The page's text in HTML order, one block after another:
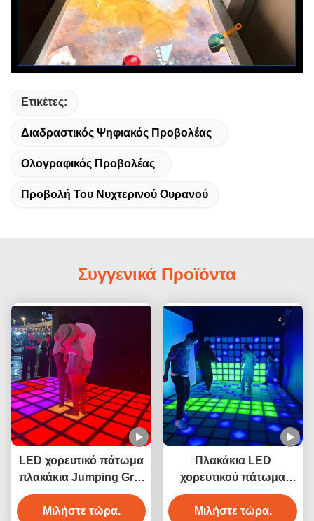
Ετικέτες:
Διαδραστικός Ψηφιακός Προβολέας
Ολογραφικός Προβολέας
Προβολή Του Νυχτερινού Ουρανού
Συγγενικά Προϊόντα
LED χορευτικό πάτωμα
πλακάκια Jumping Grid
Διαδραστικό παιχνίδι
Super Grid
Μιλήστε τώρα.
Πλακάκια LED
χορευτικού πάτωμα
Jumping Grid
Διαδραστικό παιχνίδι
Μιλήστε τώρα.